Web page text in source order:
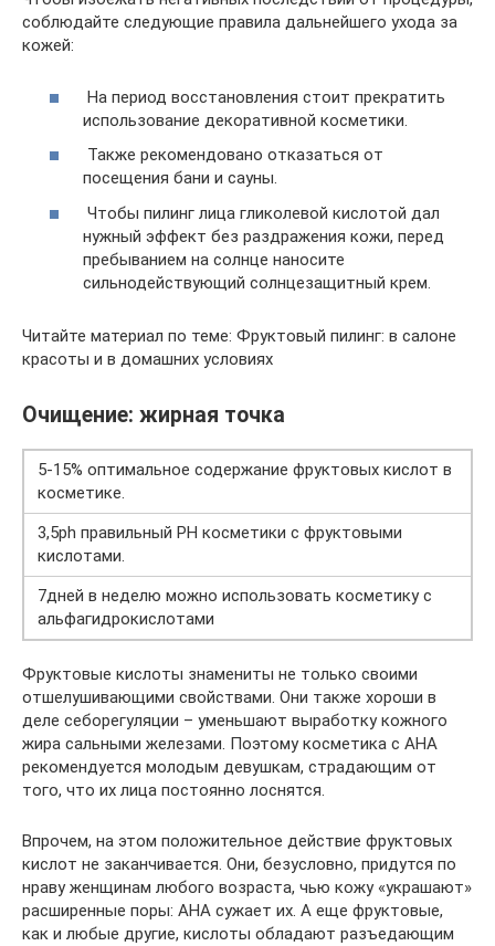
соблюдайте следующие правила дальнейшего ухода за
кожей:
На период восстановления стоит прекратить
использование декоративной косметики.
Также рекомендовано отказаться от
посещения бани и сауны.
Чтобы пилинг лица гликолевой кислотой дал
нужный эффект без раздражения кожи, перед
пребыванием на солнце наносите
сильнодействующий солнцезащитный крем.
Читайте материал по теме: Фруктовый пилинг: в салоне
красоты и в домашних условиях
Очищение: жирная точка
5-15% оптимальное содержание фруктовых кислот в
косметике.
3,5ph правильный PH косметики с фруктовыми
кислотами.
7дней в неделю можно использовать косметику с
альфагидрокислотами
Фруктовые кислоты знамениты не только своими
отшелушивающими свойствами. Они также хороши в
деле себорегуляции – уменьшают выработку кожного
жира сальными железами. Поэтому косметика с АНА
рекомендуется молодым девушкам, страдающим от
того, что их лица постоянно лоснятся.
Впрочем, на этом положительное действие фруктовых
кислот не заканчивается. Они, безусловно, придутся по
нраву женщинам любого возраста, чью кожу «украшают»
расширенные поры: АНА сужает их. А еще фруктовые,
как и любые другие, кислоты обладают разъедающим